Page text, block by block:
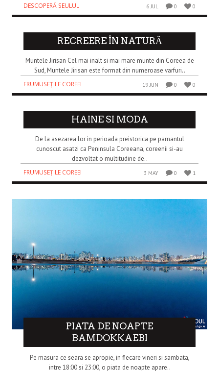
DESCOPERĂ SEULUL
6 JUL 0 0
RECREERE ÎN NATURĂ
Muntele Jirisan Cel mai inalt si mai mare munte din Coreea de
Sud, Muntele Jirisan este format din numeroase varfuri..
FRUMUSEȚILE COREEI
19 JUN 0 0
HAINE SI MODA
De la asezarea lor in perioada preistorica pe pamantul
cunoscut asatzi ca Peninsula Coreeana, coreenii si-au
dezvoltat o multitudine de..
FRUMUSEȚILE COREEI
3 MAY 0 1
PIATA DE NOAPTE
BAMDOKKAEBI
Pe masura ce seara se apropie, in fiecare vineri si sambata,
intre 18:00 si 23:00, o piata de noapte apare..